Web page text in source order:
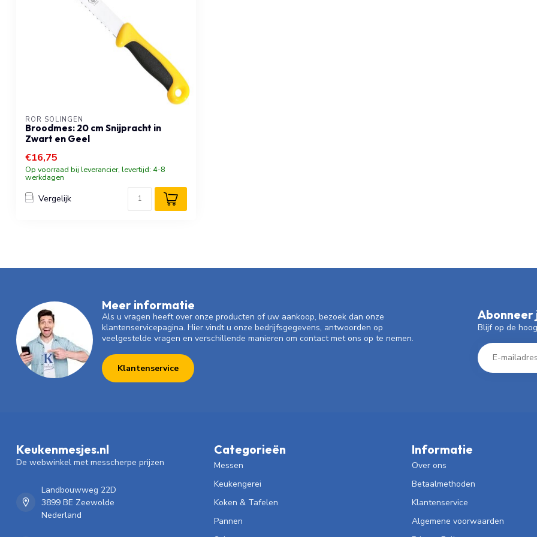
RÖR SOLINGEN
Broodmes: 20 cm Snijpracht in
Zwart en Geel
€16,75
Op voorraad bij leverancier, levertijd: 4-8
werkdagen
Vergelijk
Meer informatie
Als u vragen heeft over onze producten of uw aankoop, bezoek dan onze
klantenservicepagina. Hier vindt u onze bedrijfsgegevens, antwoorden op
veelgestelde vragen en verschillende manieren om contact met ons op te nemen.
Klantenservice
Abonneer
Blijf op de
Keukenmesjes.nl
De webwinkel met messcherpe prijzen
Landbouwweg 22D
3899 BE Zeewolde
Nederland
Categorieën
Messen
Keukengerei
Koken & Tafelen
Pannen
Informatie
Over ons
Betaalmethoden
Klantenservice
Algemene voorwaarden